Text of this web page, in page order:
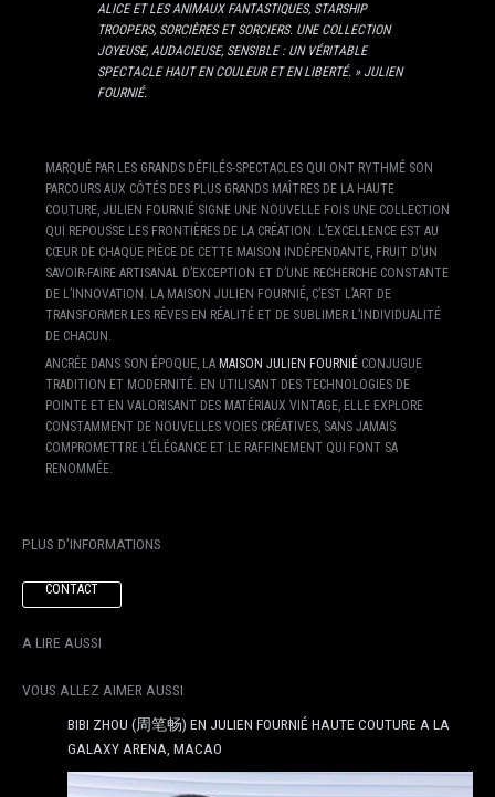
ALICE ET LES ANIMAUX FANTASTIQUES, STARSHIP
TROOPERS, SORCIÈRES ET SORCIERS. UNE COLLECTION
JOYEUSE, AUDACIEUSE, SENSIBLE : UN VÉRITABLE
SPECTACLE HAUT EN COULEUR ET EN LIBERTÉ. » JULIEN
FOURNIÉ.
MARQUÉ PAR LES GRANDS DÉFILÉS-SPECTACLES QUI ONT RYTHMÉ SON
PARCOURS AUX CÔTÉS DES PLUS GRANDS MAÎTRES DE LA HAUTE
COUTURE, JULIEN FOURNIÉ SIGNE UNE NOUVELLE FOIS UNE COLLECTION
QUI REPOUSSE LES FRONTIÈRES DE LA CRÉATION. L’EXCELLENCE EST AU
CŒUR DE CHAQUE PIÈCE DE CETTE MAISON INDÉPENDANTE, FRUIT D’UN
SAVOIR-FAIRE ARTISANAL D’EXCEPTION ET D’UNE RECHERCHE CONSTANTE
DE L’INNOVATION. LA MAISON JULIEN FOURNIÉ, C’EST L’ART DE
TRANSFORMER LES RÊVES EN RÉALITÉ ET DE SUBLIMER L’INDIVIDUALITÉ
DE CHACUN.
ANCRÉE DANS SON ÉPOQUE, LA MAISON JULIEN FOURNIÉCONJUGUE
TRADITION ET MODERNITÉ. EN UTILISANT DES TECHNOLOGIES DE
POINTE ET EN VALORISANT DES MATÉRIAUX VINTAGE, ELLE EXPLORE
CONSTAMMENT DE NOUVELLES VOIES CRÉATIVES, SANS JAMAIS
COMPROMETTRE L’ÉLÉGANCE ET LE RAFFINEMENT QUI FONT SA
RENOMMÉE.
PLUS D’INFORMATIONS
CONTACT
A LIRE AUSSI
VOUS ALLEZ AIMER AUSSI
BIBI ZHOU (周笔畅) EN JULIEN FOURNIÉ HAUTE COUTURE A LA
GALAXY ARENA, MACAO